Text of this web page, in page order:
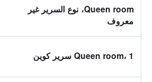
Queen room، نوع السرير غير
معروف
Queen room، 1 سرير كوين